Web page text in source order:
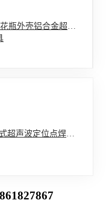
瓶外壳铝合金超声
超声波定位点焊压